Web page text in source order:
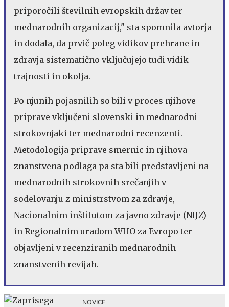
priporočili številnih evropskih držav ter
mednarodnih organizacij," sta spomnila avtorja
in dodala, da prvič poleg vidikov prehrane in
zdravja sistematično vključujejo tudi vidik
trajnosti in okolja.
Po njunih pojasnilih so bili v proces njihove
priprave vključeni slovenski in mednarodni
strokovnjaki ter mednarodni recenzenti.
Metodologija priprave smernic in njihova
znanstvena podlaga pa sta bili predstavljeni na
mednarodnih strokovnih srečanjih v
sodelovanju z ministrstvom za zdravje,
Nacionalnim inštitutom za javno zdravje (NIJZ)
in Regionalnim uradom WHO za Evropo ter
objavljeni v recenziranih mednarodnih
znanstvenih revijah.
NOVICE